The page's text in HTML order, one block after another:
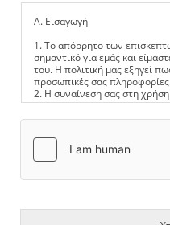
A. Εισαγωγή
1. Το απόρρητο των
σημαντικό για εμάς και
του. Η πολιτική μας εξηγεί
προσωπικές σας
2. Η συναίνεση σας στη
όρους της πολιτικής μας
ιστότοπο, μας επιτρέπει την
B. Εύσημα
Αυτό το έγγραφο